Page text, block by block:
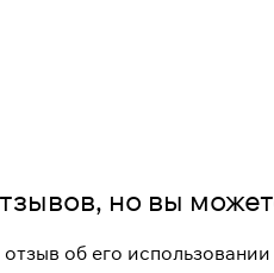
но вы
об его использовании